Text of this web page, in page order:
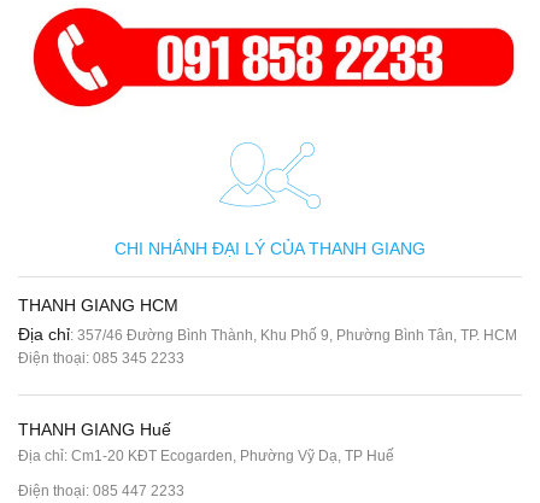
CHI NHÁNH ĐẠI LÝ CỦA THANH GIANG
THANH GIANG HCM
Địa chỉ: 357/46 Đường Bình Thành, Khu Phố 9, Phường Bình Tân, TP. HCM
Điện thoại: 085 345 2233
THANH GIANG Huế
Địa chỉ: Cm1-20 KĐT Ecogarden, Phường Vỹ Dạ, TP Huế
Điện thoại: 085 447 2233